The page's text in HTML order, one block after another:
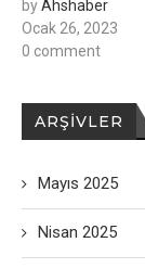
byAhshaber
Ocak 26, 2023
0 comment
ARŞIVLER
Mayıs 2025
Nisan 2025